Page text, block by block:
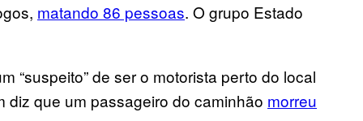
matando 86 pessoas. O grupo Estado
“suspeito” de ser o motorista perto do local
diz que um passageiro do caminhão morreu